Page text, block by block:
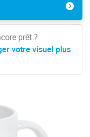
prêt ?
votre visuel plus